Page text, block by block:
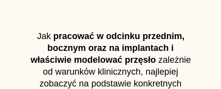
Jak pracować w odcinku przednim,
bocznym oraz na implantach i
właściwie modelować przęsłozależnie
od warunków klinicznych, najlepiej
zobaczyć na podstawie konkretnych